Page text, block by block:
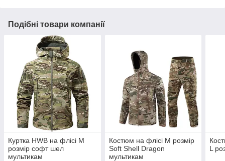
Подібні товари компанії
Куртка HWB на флісі M
розмір софт шел
мультикам
Костюм на флісі М розмір
Soft Shell Dragon
мультикам
L